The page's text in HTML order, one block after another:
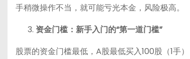
手稍微操作不当，就可能亏光本金，风险极高。
资金门槛：新手入门的“第一道门槛”
股票的资金门槛最低，A股最低买入100股（1手